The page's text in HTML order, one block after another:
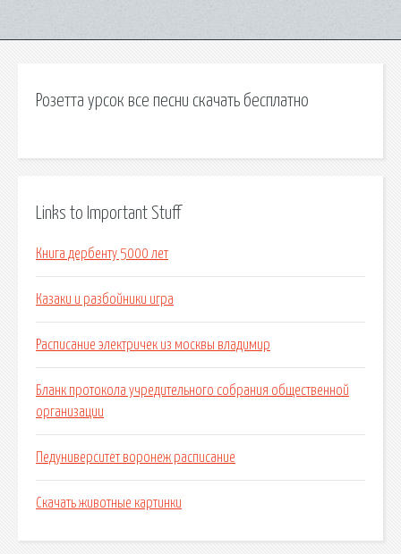
Розетта урсок все песни скачать бесплатно
Links to Important Stuff
Книга дербенту 5000 лет
Казаки и разбойники игра
Расписание электричек из москвы владимир
Бланк протокола учредительного собрания общественной
организации
Педуниверситет воронеж расписание
Скачать животные картинки